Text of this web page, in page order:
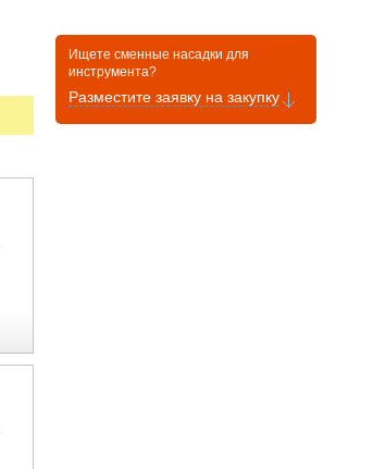
Ищете сменные насадки для
инструмента?
Разместите заявку на закупку